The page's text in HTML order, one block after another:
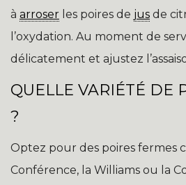
à arroser les poires de jus de
l’oxydation. Au moment de
délicatement et ajustez
QUELLE VARIÉTÉ DE
?
Optez pour des poires fermes
Conférence, la Williams ou la